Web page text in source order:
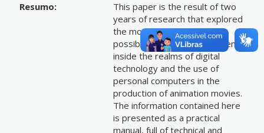
Resumo:
This paper is the result of two
years of research that explored
the most up-to-date
possibilities of animation cinema
inside the realms of digital
technology and the use of
personal computers in the
production of animation movies.
The information contained here
is presented as a practical
manual, full of technical and